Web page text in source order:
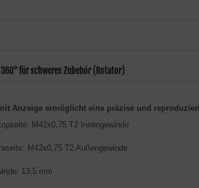
für schweres Zubehör (Rotator)
Anzeige ermöglicht eine präzise und
M42x0,75 T2 Innengewinde
M42x0,75 T2 Außengewinde
13,5 mm